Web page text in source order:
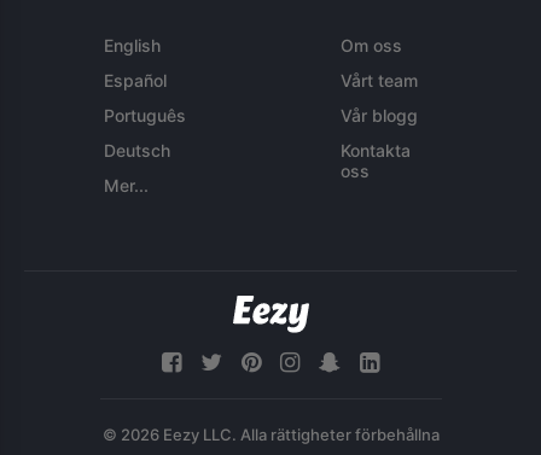
English
Español
Português
Deutsch
Mer...
Om oss
Vårt team
Vår blogg
Kontakta
oss
© 2026 Eezy LLC. Alla rättigheter förbehållna